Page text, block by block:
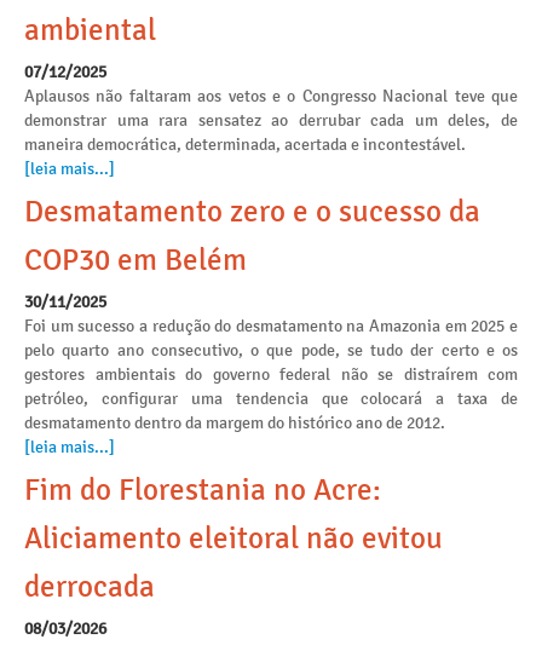
ambiental
07/12/2025
Aplausos não faltaram aos vetos e o Congresso Nacional teve que
demonstrar uma rara sensatez ao derrubar cada um deles, de
maneira democrática, determinada, acertada e incontestável.
[leia mais...]
Desmatamento zero e o sucesso da
COP30 em Belém
30/11/2025
Foi um sucesso a redução do desmatamento na Amazonia em 2025 e
pelo quarto ano consecutivo, o que pode, se tudo der certo e os
gestores ambientais do governo federal não se distraírem com
petróleo, configurar uma tendencia que colocará a taxa de
desmatamento dentro da margem do histórico ano de 2012.
[leia mais...]
Fim do Florestania no Acre:
Aliciamento eleitoral não evitou
derrocada
08/03/2026